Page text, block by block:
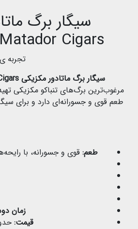
سیگار برگ
Cigars :
تجربه
سیگار برگ ماتادور مکزیکی Mexican Matador Cigars
مرغوب‌ترین برگ‌های تنباکو مکزیکی
طعم قوی و جسورانه‌ای دارد و برای
طعم: قوی و جسورانه، با
زمان
قیمت:حدود 10 یورو